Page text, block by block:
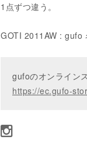
1点ずつ違う。
GOTI 2011AW :
gufoのオンライン
https://ec.gufo-